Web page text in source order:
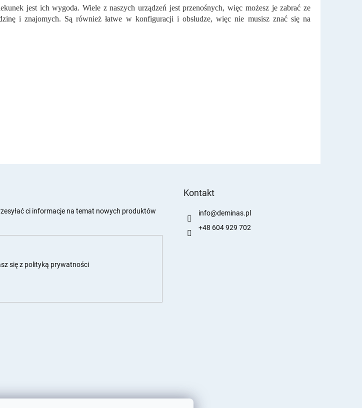
k
i
jest ich wygoda. Wiele z naszych urządzeń jest przenośnych, więc możesz je zabrać ze
i znajomych. Są również łatwe w konfiguracji i obsłudze, więc nie musisz znać się na
ci informacje na temat nowych produktów
się z polityką prywatności
Kontakt
info@deminas.pl
+48 604 929 702